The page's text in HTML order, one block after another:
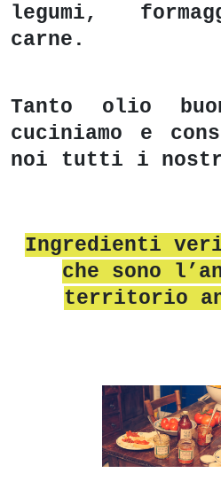
legumi,
carne.
Tanto olio
cuciniamo e
noi tutti i
Ingredienti
che sono
territorio